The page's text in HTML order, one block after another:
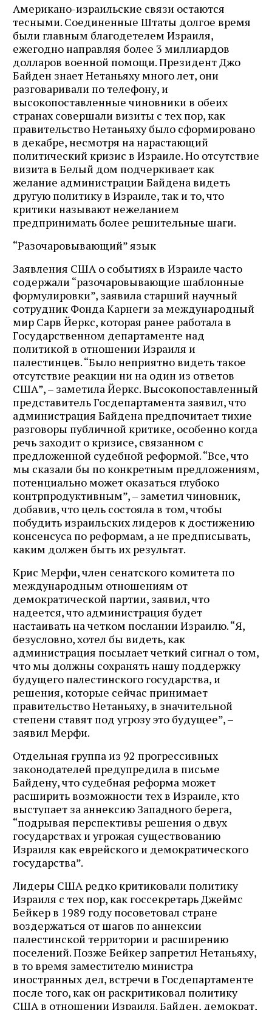
Американо-израильские связи остаются
тесными. Соединенные Штаты долгое время
были главным благодетелем Израиля,
ежегодно направляя более 3 миллиардов
долларов военной помощи. Президент Джо
Байден знает Нетаньяху много лет, они
разговаривали по телефону, и
высокопоставленные чиновники в обеих
странах совершали визиты с тех пор, как
правительство Нетаньяху было сформировано
в декабре, несмотря на нарастающий
политический кризис в Израиле. Но отсутствие
визита в Белый дом подчеркивает как
желание администрации Байдена видеть
другую политику в Израиле, так и то, что
критики называют нежеланием
предпринимать более решительные шаги.
“Разочаровывающий” язык
Заявления США о событиях в Израиле часто
содержали “разочаровывающие шаблонные
формулировки”, заявила старший научный
сотрудник Фонда Карнеги за международный
мир Сарв Йеркс, которая ранее работала в
Государственном департаменте над
политикой в отношении Израиля и
палестинцев. “Было неприятно видеть такое
отсутствие реакции ни на один из ответов
США”, – заметила Йеркс. Высокопоставленный
представитель Госдепартамента заявил, что
администрация Байдена предпочитает тихие
разговоры публичной критике, особенно когда
речь заходит о кризисе, связанном с
предложенной судебной реформой. “Все, что
мы сказали бы по конкретным предложениям,
потенциально может оказаться глубоко
контрпродуктивным”, – заметил чиновник,
добавив, что цель состояла в том, чтобы
побудить израильских лидеров к достижению
консенсуса по реформам, а не предписывать,
каким должен быть их результат.
Крис Мерфи, член сенатского комитета по
международным отношениям от
демократической партии, заявил, что
надеется, что администрация будет
настаивать на четком послании Израилю. “Я,
безусловно, хотел бы видеть, как
администрация посылает четкий сигнал о том,
что мы должны сохранять нашу поддержку
будущего палестинского государства, и
решения, которые сейчас принимает
правительство Нетаньяху, в значительной
степени ставят под угрозу это будущее”, –
заявил Мерфи.
Отдельная группа из 92 прогрессивных
законодателей предупредила в письме
Байдену, что судебная реформа может
расширить возможности тех в Израиле, кто
выступает за аннексию Западного берега,
“подрывая перспективы решения о двух
государствах и угрожая существованию
Израиля как еврейского и демократического
государства”.
Лидеры США редко критиковали политику
Израиля с тех пор, как госсекретарь Джеймс
Бейкер в 1989 году посоветовал стране
воздержаться от шагов по аннексии
палестинской территории и расширению
поселений. Позже Бейкер запретил Нетаньяху,
в то время заместителю министра
иностранных дел, встречи в Госдепартаменте
после того, как он раскритиковал политику
США в отношении Израиля. Байден, демократ,